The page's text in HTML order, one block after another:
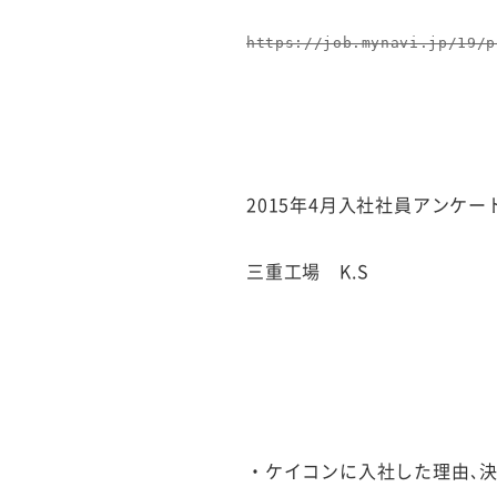
https://job.mynavi.jp/19/
2015年4月入社社員アンケー
三重工場 K.S
・ケイコンに入社した理由､